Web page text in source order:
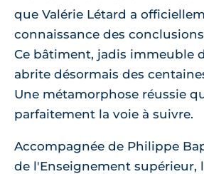
que Valérie Létard a
connaissance des
Ce bâtiment, jadis immeuble
abrite désormais des
Une métamorphose réussie
parfaitement la voie à suivre.
Accompagnée de Philippe
de l'Enseignement supérieur,